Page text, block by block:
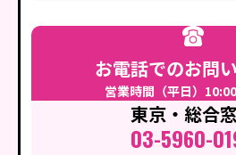
お電話でのお問
営業時間（平日）
東京・総合
03-5960-